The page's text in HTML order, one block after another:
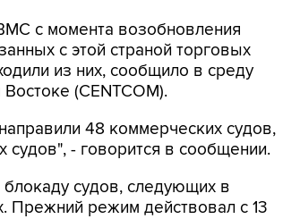
с момента возобновления
с этой страной торговых
из них, сообщило в среду
(CENTCOM).
48 коммерческих судов,
- говорится в сообщении.
судов, следующих в
Прежний режим действовал с 13